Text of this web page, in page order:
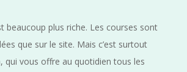
beaucoup plus riche. Les courses sont
que sur le site. Mais c’est surtout
qui vous offre au quotidien tous les